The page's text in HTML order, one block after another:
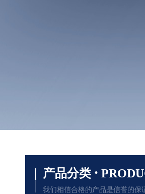
产品分类 ·
我们相信合格的产品是信誉的保